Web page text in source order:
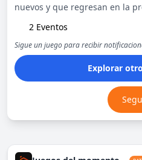
nuevos y que regresan en la
2 Eventos
Sigue un juego para recibir
Explorar